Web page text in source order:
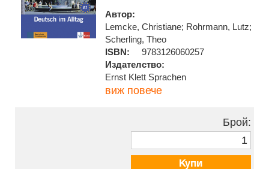
Автор:
Lemcke, Christiane; Rohrmann, Lutz;
Scherling, Theo
ISBN:
9783126060257
Издателство:
Ernst Klett Sprachen
виж повече
Брой:
Купи